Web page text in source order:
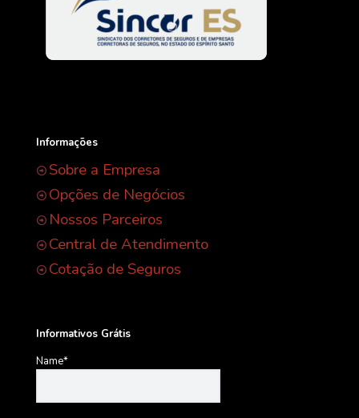
Informações
Sobre a Empresa
Opções de Negócios
Nossos Parceiros
Central de Atendimento
Cotação de Seguros
Informativos Grátis
Name*